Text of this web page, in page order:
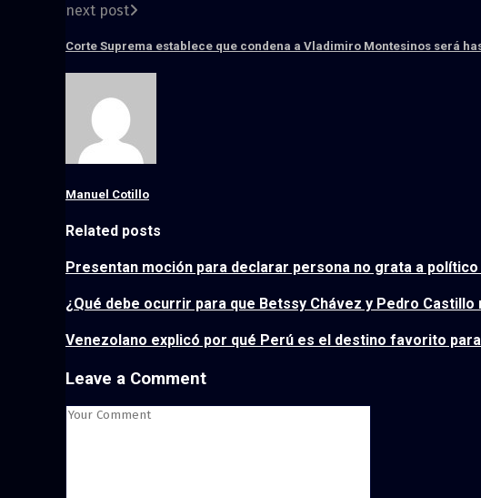
next post
Corte Suprema establece que condena a Vladimiro Montesinos será
Manuel Cotillo
Related posts
Presentan moción para declarar persona no grata a
¿Qué debe ocurrir para que Betssy Chávez y Pedro
Venezolano explicó por qué Perú es el destino favorito
Leave a Comment